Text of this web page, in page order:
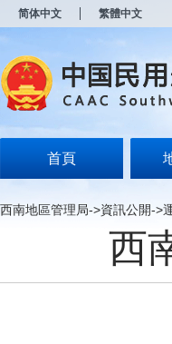
简体中文 繁體中文
首頁
西南地區管理局->資訊公開->
西
开
无
障
说
按
Alt
键